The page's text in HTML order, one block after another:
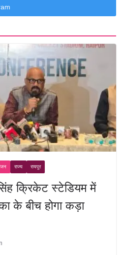
राज्य रायपुर
क्रिकेट स्टेडियम में
के बीच होगा कड़ा